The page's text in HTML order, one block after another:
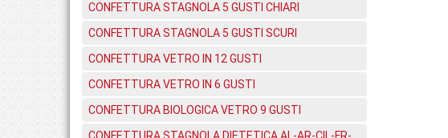
CONFETTURA STAGNOLA 5 GUSTI CHIARI
CONFETTURA STAGNOLA 5 GUSTI SCURI
CONFETTURA VETRO IN 12 GUSTI
CONFETTURA VETRO IN 6 GUSTI
CONFETTURA BIOLOGICA VETRO 9 GUSTI